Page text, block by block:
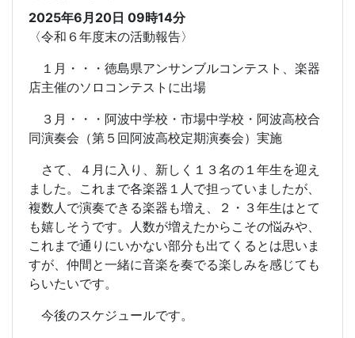
2025年6月20日 09時14分
〈令和６年度末の活動報告〉
１月・・・徳島県アンサンブルコンテスト、楽器
店主催のソロコンテストに出場
３月・・・阿波中学校・市場中学校・阿波高校合
同演奏会（第５回阿波高校定期演奏会）実施
さて、４月に入り、新しく１３名の１年生を迎え
ました。これまで各楽器１人で担っていましたが、
複数人で演奏できる楽器も増え、２・３年生はとて
も嬉しそうです。人数が増えたからこその悩みや、
これまで通りにいかない部分も出てくるとは思いま
すが、仲間と一緒に音楽を奏でる楽しみを感じても
らいたいです。
今後のスケジュールです。